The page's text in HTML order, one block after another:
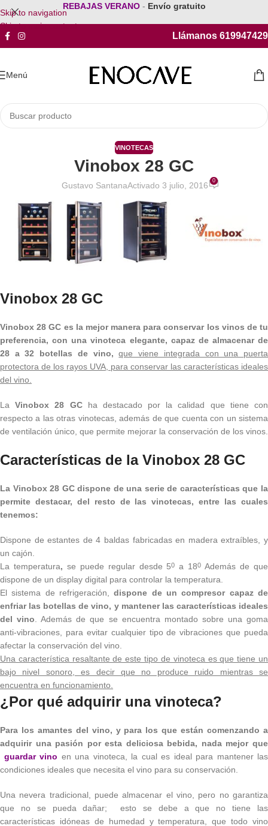
Skip to navigation
Skip to main content
REBAJAS VERANO - Envío gratuito
Llámanos 619947429
Menú
VINOTECAS
Vinobox 28 GC
Gustavo SantanaActivado 3 julio, 2016 0
Vinobox 28 GC
Vinobox 28 GC es la mejor manera para conservar los vinos de tu
preferencia, con una vinoteca elegante, capaz de almacenar de
28 a 32 botellas de vino, que viene integrada con una puerta
protectora de los rayos UVA, para conservar las características ideales
del vino.
LaVinobox 28 GCha destacado por la calidad que tiene con
respecto a las otras vinotecas, además de que cuenta con un sistema
de ventilación único, que permite mejorar la conservación de los vinos.
Características de la Vinobox 28 GC
La Vinobox 28 GC dispone de una serie de características que la
permite destacar, del resto de las vinotecas, entre las cuales
tenemos:
Dispone de estantes de 4 baldas fabricadas en madera extraíbles, y
un cajón.
La temperatura, se puede regular desde 50 a 180 Además de que
dispone de un display digital para controlar la temperatura.
El sistema de refrigeración,dispone de un compresor capaz de
enfriar las botellas de vino, y mantener las características ideales
del vino . Además de que se encuentra montado sobre una goma
anti-vibraciones, para evitar cualquier tipo de vibraciones que pueda
afectar la conservación del vino.
Una característica resaltante de este tipo de vinoteca es que tiene un
bajo nivel sonoro, es decir que no produce ruido mientras se
encuentra en funcionamiento.
¿Por qué adquirir una vinoteca?
Para los amantes del vino, y para los que están comenzando a
adquirir una pasión por esta deliciosa bebida, nada mejor que
guardar vino en una vinoteca, la cual es ideal para mantener las
condiciones ideales que necesita el vino para su conservación.
Una nevera tradicional, puede almacenar el vino, pero no garantiza
que no se pueda dañar; esto se debe a que no tiene las
características idóneas de humedad y temperatura, que todo vino